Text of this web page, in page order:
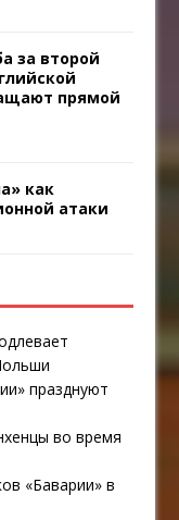
за второй
прямой
как
атаки
празднуют
во время
«Баварии» в